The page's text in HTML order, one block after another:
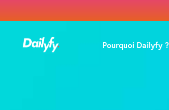
Pourquoi Dailyfy ?